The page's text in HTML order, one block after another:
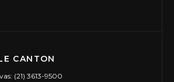
CANTON
(21) 3613-9500